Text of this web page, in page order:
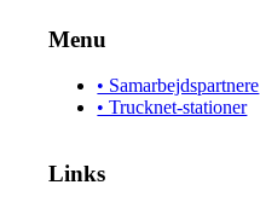
Menu
• Samarbejdspartnere
• Trucknet-stationer
Links